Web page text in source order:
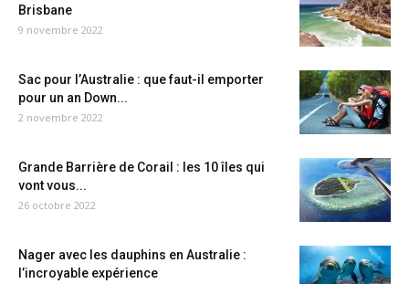
Brisbane
9 novembre 2022
Sac pour l’Australie : que faut-il emporter
pour un an Down...
2 novembre 2022
Grande Barrière de Corail : les 10 îles qui
vont vous...
26 octobre 2022
Nager avec les dauphins en Australie :
l’incroyable expérience